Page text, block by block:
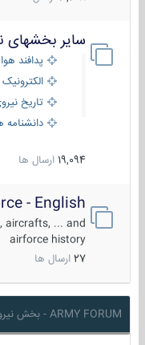
سایر بخشهای
پدافند
الکترونیک
تاریخ
دانشنامه
19,094 ارسال ها
- English
aircrafts, ... and
airforce history
27 ارسال ها
ARMY FORUM - بخش نیروی زمینی